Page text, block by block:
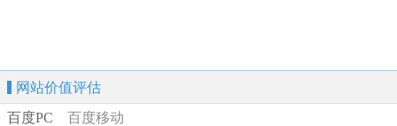
网站价值评估
百度PC
百度移动